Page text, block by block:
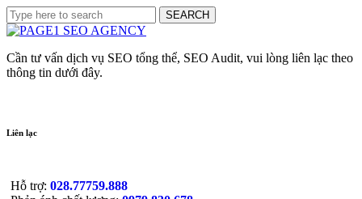
Cần tư vấn dịch vụ SEO tổng thể, SEO Audit, vui lòng liên lạc theo
thông tin dưới đây.
Liên lạc
Hỗ trợ: 028.77759.888